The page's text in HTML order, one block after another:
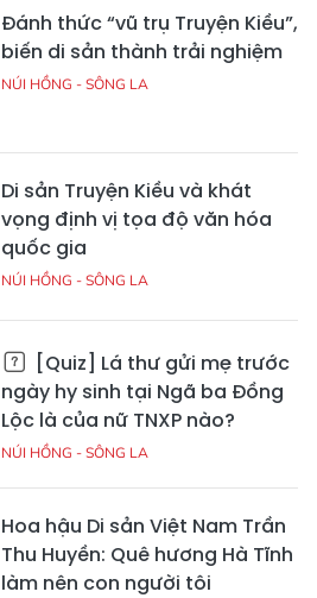
Đánh thức “vũ trụ Truyện Kiều”,
biến di sản thành trải nghiệm
NÚI HỒNG - SÔNG LA
Di sản Truyện Kiều và khát
vọng định vị tọa độ văn hóa
quốc gia
NÚI HỒNG - SÔNG LA
[Quiz] Lá thư gửi mẹ trước
ngày hy sinh tại Ngã ba Đồng
Lộc là của nữ TNXP nào?
NÚI HỒNG - SÔNG LA
Hoa hậu Di sản Việt Nam Trần
Thu Huyền: Quê hương Hà Tĩnh
làm nên con người tôi